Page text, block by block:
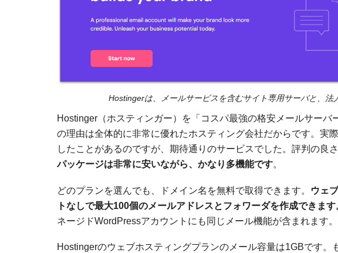
Hostingerは、メールサービスを含むサイト専用サーバと、法
Hostinger（ホスティンガー）を「コスパ最強の格安メールサー
の理由は全体的に非常に優れたホスティング会社だからです。実
したことがあるのですが、期待通りのサービスでした。評判の良さ
パッケージは非常に安いながら、かなり多機能です。
どのプランを選んでも、ドメイン名を無料で取得できます。
ウェ
トなしで最大100個のメールアドレスとフォワーダを作成できます
ネージドWordPressアカウントにも同じメール機能が含まれます。
Hostingerのウェブホスティングプランのメール容量は1GBです。